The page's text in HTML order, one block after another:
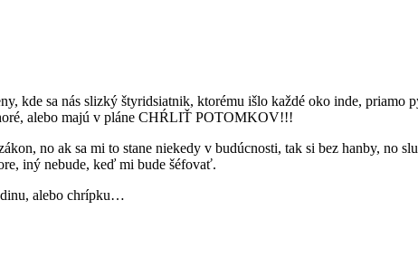
kde sa nás slizký štyridsiatnik, ktorému išlo každé oko inde,
alebo majú v pláne CHŔLIŤ POTOMKOV!!!
no ak sa mi to stane niekedy v budúcnosti, tak si bez hanby, no
iný nebude, keď mi bude šéfovať.
alebo chrípku…